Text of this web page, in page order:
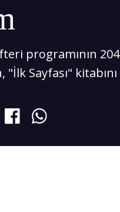
programının
"İlk Sayfası"